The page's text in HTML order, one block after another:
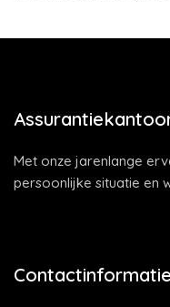
Met onze jarenlange
persoonlijke situatie en
Contactinformatie